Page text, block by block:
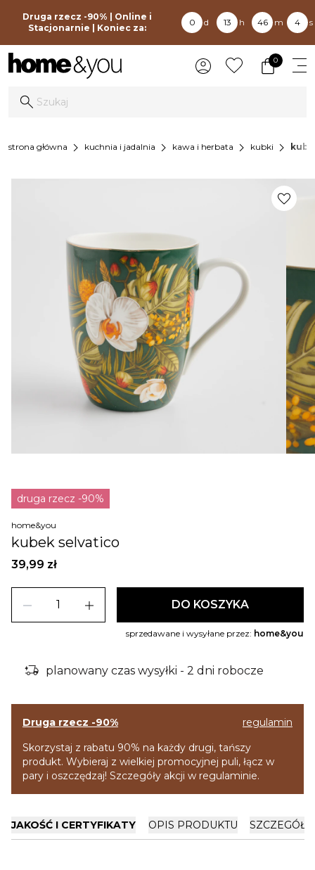
Druga rzecz -90% | Online i
Stacjonarnie | Koniec za:
0 d 13 h 46 m 4 s
0
strona główna chevron_right kuchnia i jadalnia chevron_right kawa i herbata chevron_right kubki chevron_right
druga rzecz -90%
home&you
kubek selvatico
39,99 zł
remove add DO KOSZYKA
sprzedawane i wysyłane przez: home&you
delivery_truck_bolt planowany czas wysyłki - 2 dni robocze
Druga rzecz -90%
regulamin
Skorzystaj z rabatu 90% na każdy drugi, tańszy
produkt. Wybieraj z wielkiej promocyjnej puli, łącz w
pary i oszczędzaj! Szczegóły akcji w regulaminie.
favorite
JAKOŚĆ I CERTYFIKATY OPIS PRODUKTU